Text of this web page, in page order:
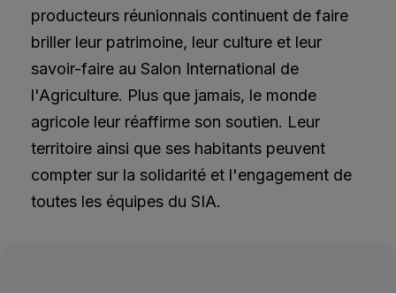
producteurs réunionnais continuent de faire
briller leur patrimoine, leur culture et leur
savoir-faire au Salon International de
l'Agriculture. Plus que jamais, le monde
agricole leur réaffirme son soutien. Leur
territoire ainsi que ses habitants peuvent
compter sur la solidarité et l'engagement de
toutes les équipes du SIA.